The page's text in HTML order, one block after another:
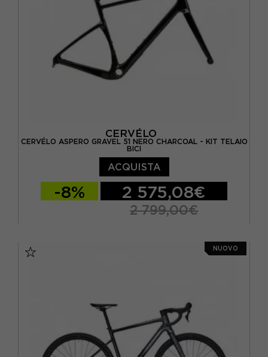
CERVÉLO
CERVÉLO ASPERO GRAVEL 51 NERO CHARCOAL - KIT TELAIO
BICI
ACQUISTA
-8% 2 575,08€
2 799,00€
NUOVO